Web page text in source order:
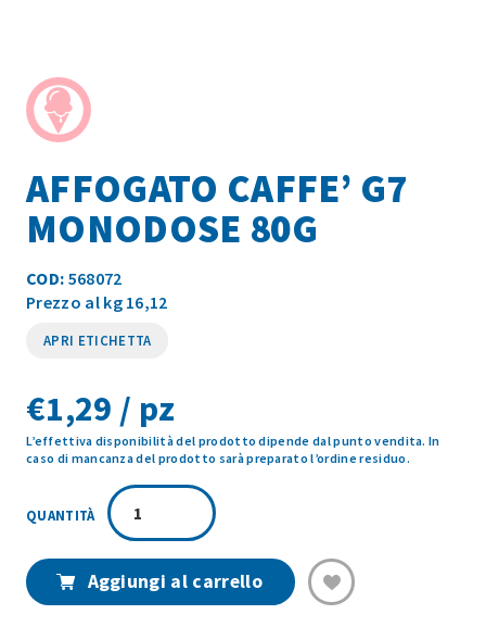
AFFOGATO CAFFE’ G7
MONODOSE 80G
COD: 568072
Prezzo al kg 16,12
APRI ETICHETTA
€1,29 / pz
L’effettiva disponibilità del prodotto dipende dal punto vendita. In
caso di mancanza del prodotto sarà preparato l’ordine residuo.
AFFOGATO
CAFFE'
G7
80G
Aggiungi al carrello